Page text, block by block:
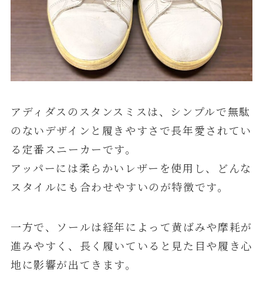
アディダスのスタンスミスは、シンプルで無駄
のないデザインと履きやすさで長年愛されてい
る定番スニーカーです。
アッパーには柔らかいレザーを使用し、どんな
スタイルにも合わせやすいのが特徴です。
一方で、ソールは経年によって黄ばみや摩耗が
進みやすく、長く履いていると見た目や履き心
地に影響が出てきます。